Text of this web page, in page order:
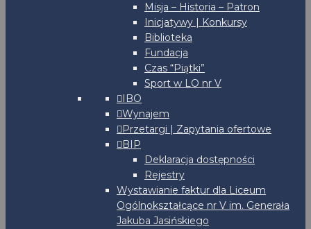
Misja – Historia – Patron
Inicjatywy | Konkursy
Biblioteka
Fundacja
Czas “Piątki”
Sport w LO nr V
IBO
Wynajem
Przetargi | Zapytania ofertowe
BIP
Deklaracja dostępności
Rejestry
Wystawianie faktur dla Liceum
Ogólnokształcące nr V im. Generała
Jakuba Jasińskiego